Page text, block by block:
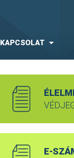
KAPCSOLAT
E-